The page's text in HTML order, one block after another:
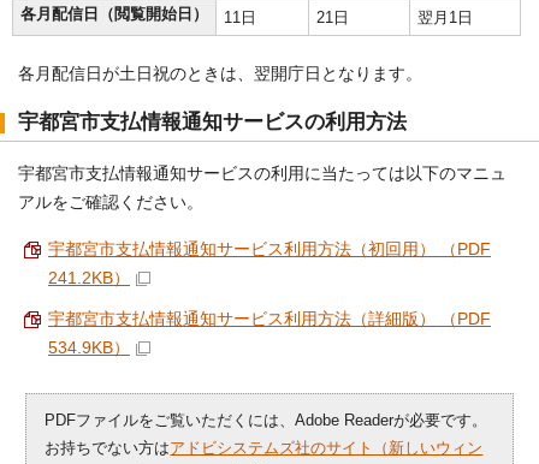
各月配信日（閲覧開始日）
11日 21日 翌月1日
各月配信日が土日祝のときは、翌開庁日となります。
宇都宮市支払情報通知サービスの利用方法
宇都宮市支払情報通知サービスの利用に当たっては以下のマニュ
アルをご確認ください。
宇都宮市支払情報通知サービス利用方法（初回用） （PDF
241.2KB）
宇都宮市支払情報通知サービス利用方法（詳細版） （PDF
534.9KB）
PDFファイルをご覧いただくには、Adobe Readerが必要です。
お持ちでない方はアドビシステムズ社のサイト（新しいウィン